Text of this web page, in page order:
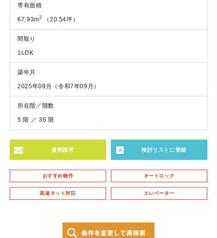
専有面積
67.93m2 （20.54坪）
間取り
1LDK
築年月
2025年09月（令和7年09月）
所在階／階数
5 階 ／ 36 階
資料請求 検討リストに登録
おすすめ物件 オートロック
高速ネット対応 エレベーター